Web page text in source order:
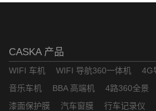
CASKA 产品
WIFI 车机 WIFI 导航360一体机
4G
音乐车机
BBA 高端机 4路360全景
漆面保护膜
汽车窗膜 行车记录仪